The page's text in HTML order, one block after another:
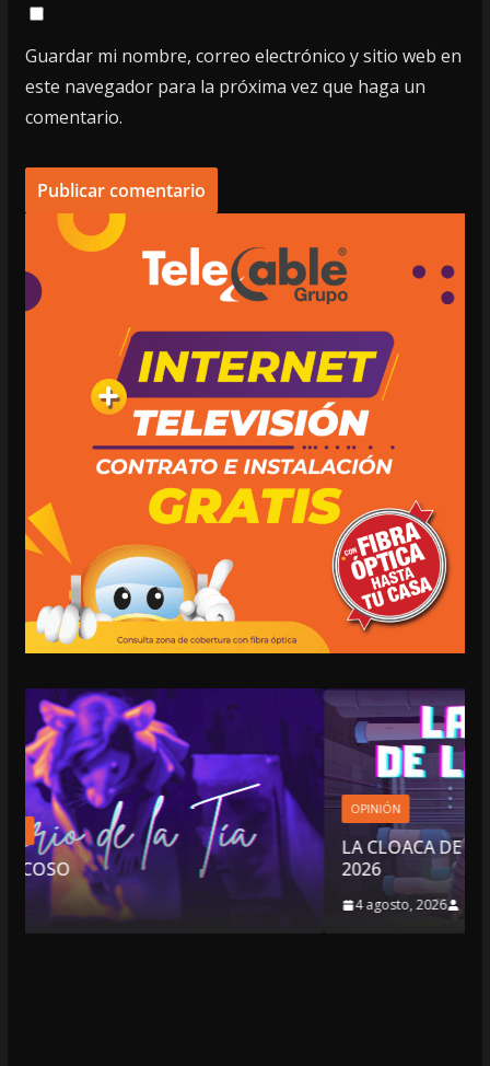
Guardar mi nombre, correo electrónico y sitio web en
este navegador para la próxima vez que haga un
comentario.
OPINIÓN
LA CLOACA DE LA POLÍTICA | 4 DE AGOSTO DE
2026
4 agosto, 2026